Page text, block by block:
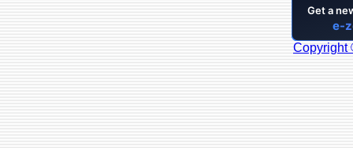
Copyright